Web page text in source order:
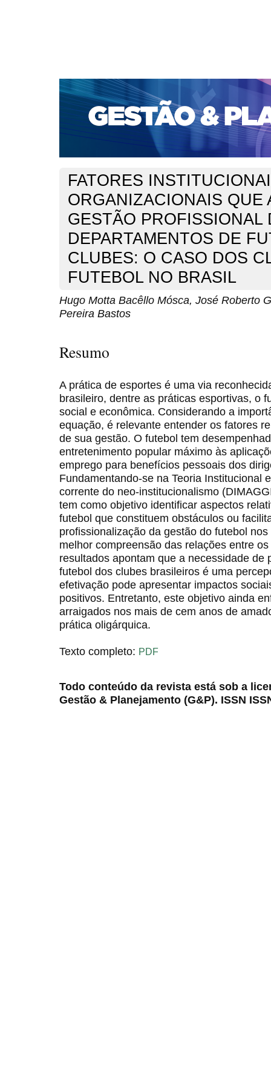
CAPA SOBRE ACESSO CADASTRO
PORTAL DE REVISTAS DA UNIFACS
SUBMISSÕES
PARA SUBMISSÃO DE ARTIGOS
TUTORIAL PARA
Capa Mósca
FATORES
ORGANIZACIONAIS QUE
GESTÃO PROFISSIONAL
DEPARTAMENTOS DE
CLUBES: O CASO DOS
FUTEBOL NO BRASIL
Hugo Motta Bacêllo Mósca, José Roberto
Pereira Bastos
Resumo
A prática de esportes é uma via
brasileiro, dentre as práticas esportivas, o
social e econômica. Considerando a
equação, é relevante entender os fatores
de sua gestão. O futebol tem
entretenimento popular máximo às
emprego para benefícios pessoais dos
Fundamentando-se na Teoria Institucional
corrente do neo-institucionalismo
tem como objetivo identificar aspectos
futebol que constituem obstáculos ou
profissionalização da gestão do futebol
melhor compreensão das relações entre
resultados apontam que a necessidade de
futebol dos clubes brasileiros é uma
efetivação pode apresentar impactos
positivos. Entretanto, este objetivo ainda
arraigados nos mais de cem anos de
prática oligárquica.
Texto completo: PDF
Todo conteúdo da revista está sob a
Gestão & Planejamento (G&P). ISSN